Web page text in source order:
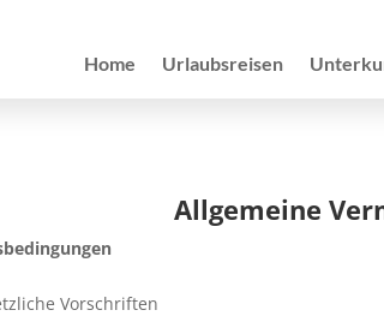
Home Urlaubsreisen
Allgemeine
Vorschriften